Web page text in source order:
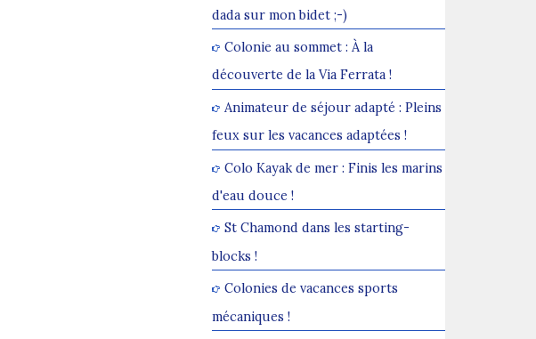
dada sur mon bidet ;-)
Colonie au sommet : À la
découverte de la Via Ferrata !
Animateur de séjour adapté : Pleins
feux sur les vacances adaptées !
Colo Kayak de mer : Finis les marins
d'eau douce !
St Chamond dans les starting-
blocks !
Colonies de vacances sports
mécaniques !